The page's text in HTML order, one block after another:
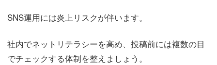
SNS運用には炎上リスクが伴います。
社内でネットリテラシーを高め、投稿前には複数の目
でチェックする体制を整えましょう。